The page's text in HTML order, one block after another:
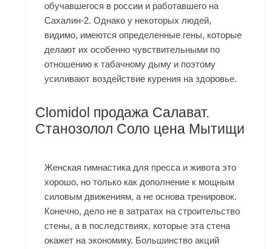
обучавшегося в россии и работавшего на
Сахалин-2. Однако у некоторых людей,
видимо, имеются определенные гены, которые
делают их особенно чувствительными по
отношению к табачному дыму и поэтому
усиливают воздействие курения на здоровье.
Clomidol продажа Салават.
Станозолол Соло цена Мытищи
Женская гимнастика для пресса и живота это
хорошо, но только как дополнение к мощным
силовым движениям, а не основа тренировок.
Конечно, дело не в затратах на строительство
стены, а в последствиях, которые эта стена
окажет на экономику. Большинство акций